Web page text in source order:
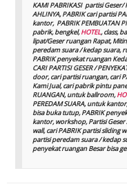
KAMI PABRIKASI partisi
AHLINYA, PABRIK cari partisi
kantor, PABRIK PEMBUATAN
pabrik, bengkel,HOTEL, class,
lipat/Geser ruangan Rapat,
peredam suara / kedap suara,
PABRIK penyekat ruangan
CARI PARTISI GESER /
door, cari partisi ruangan, cari
Kami Jual, cari pabrik pintu
RUANGAN, untuk ballroom,
PEREDAM SUARA, untuk
bisa buka tutup, PABRIK
kantor, workshop, Partisi
wall, cari PABRIK partisi sliding
partisi peredam suara / kedap
penyekat ruangan Besar bisa